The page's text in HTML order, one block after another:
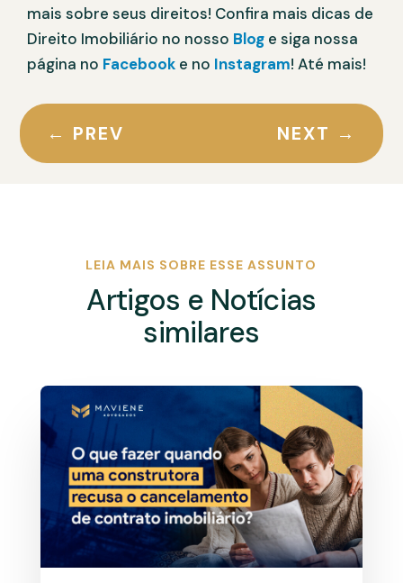
mais sobre seus direitos! Confira mais dicas de
Direito Imobiliário no nosso Blog e siga nossa
página no Facebook e no Instagram! Até mais!
← PREV NEXT →
LEIA MAIS SOBRE ESSE ASSUNTO
Artigos e Notícias
similares